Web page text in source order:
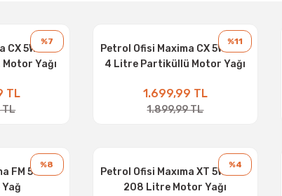
%7
CX 5W-30 -
Yağı
TL
TL
%11
Petrol Ofisi Maxima CX 5W-30 -
4 Litre Partiküllü Motor Yağı
1.699,99 TL
1.899,99 TL
%8
FM 5W-30
%4
Petrol Ofisi Maxıma XT 5W-30 -
208 Litre Motor Yağı